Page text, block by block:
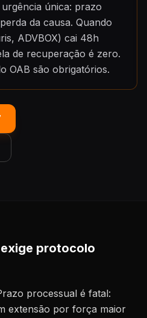
única: prazo
da causa. Quando
ADVBOX) cai 48h
de recuperação é zero.
OAB são obrigatórios.
protocolo
processual é fatal:
extensão por força maior